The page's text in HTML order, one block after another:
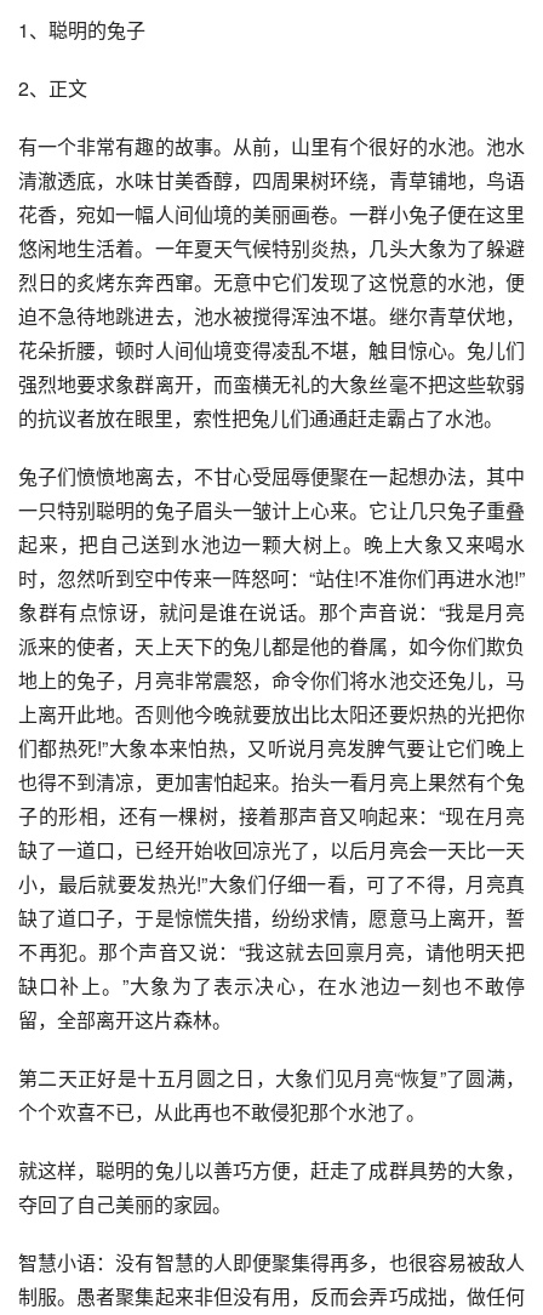
1、聪明的兔子
2、正文
有一个非常有趣的故事。从前，山里有个很好的水池。池水
清澈透底，水味甘美香醇，四周果树环绕，青草铺地，鸟语
花香，宛如一幅人间仙境的美丽画卷。一群小兔子便在这里
悠闲地生活着。一年夏天气候特别炎热，几头大象为了躲避
烈日的炙烤东奔西窜。无意中它们发现了这悦意的水池，便
迫不急待地跳进去，池水被搅得浑浊不堪。继尔青草伏地，
花朵折腰，顿时人间仙境变得凌乱不堪，触目惊心。兔儿们
强烈地要求象群离开，而蛮横无礼的大象丝毫不把这些软弱
的抗议者放在眼里，索性把兔儿们通通赶走霸占了水池。
兔子们愤愤地离去，不甘心受屈辱便聚在一起想办法，其中
一只特别聪明的兔子眉头一皱计上心来。它让几只兔子重叠
起来，把自己送到水池边一颗大树上。晚上大象又来喝水
时，忽然听到空中传来一阵怒呵：“站住!不准你们再进水池!”
象群有点惊讶，就问是谁在说话。那个声音说：“我是月亮
派来的使者，天上天下的兔儿都是他的眷属，如今你们欺负
地上的兔子，月亮非常震怒，命令你们将水池交还兔儿，马
上离开此地。否则他今晚就要放出比太阳还要炽热的光把你
们都热死!”大象本来怕热，又听说月亮发脾气要让它们晚上
也得不到清凉，更加害怕起来。抬头一看月亮上果然有个兔
子的形相，还有一棵树，接着那声音又响起来：“现在月亮
缺了一道口，已经开始收回凉光了，以后月亮会一天比一天
小，最后就要发热光!”大象们仔细一看，可了不得，月亮真
缺了道口子，于是惊慌失措，纷纷求情，愿意马上离开，誓
不再犯。那个声音又说：“我这就去回禀月亮，请他明天把
缺口补上。”大象为了表示决心，在水池边一刻也不敢停
留，全部离开这片森林。
第二天正好是十五月圆之日，大象们见月亮“恢复”了圆满，
个个欢喜不已，从此再也不敢侵犯那个水池了。
就这样，聪明的兔儿以善巧方便，赶走了成群具势的大象，
夺回了自己美丽的家园。
智慧小语：没有智慧的人即便聚集得再多，也很容易被敌人
制服。愚者聚集起来非但没有用，反而会弄巧成拙，做任何